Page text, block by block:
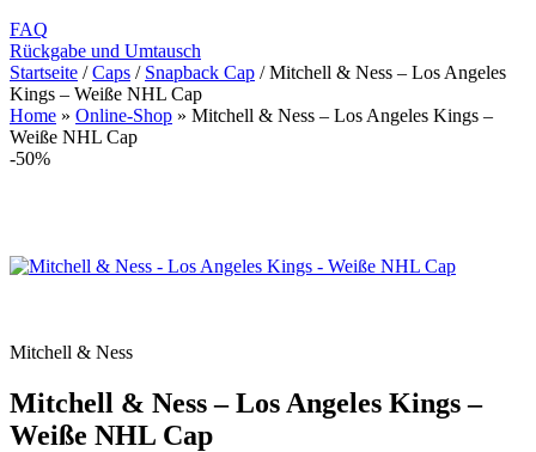
FAQ
Rückgabe und Umtausch
Startseite / Caps / Snapback Cap / Mitchell & Ness – Los Angeles
Kings – Weiße NHL Cap
Home » Online-Shop » Mitchell & Ness – Los Angeles Kings –
Weiße NHL Cap
-50%
Mitchell & Ness
Mitchell & Ness – Los Angeles Kings –
Weiße NHL Cap